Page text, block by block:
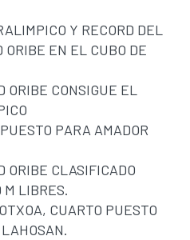
Y RECORD DEL
ORIBE EN EL CUBO DE
ORIBE CONSIGUE EL
PARA AMADOR
ORIBE CLASIFICADO
LIBRES.
CUARTO PUESTO